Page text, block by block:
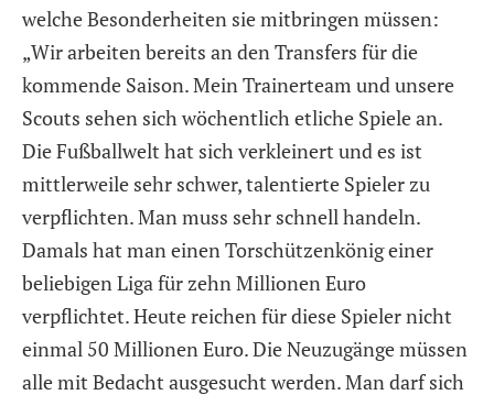
welche Besonderheiten sie mitbringen müssen:
„Wir arbeiten bereits an den Transfers für die
kommende Saison. Mein Trainerteam und unsere
Scouts sehen sich wöchentlich etliche Spiele an.
Die Fußballwelt hat sich verkleinert und es ist
mittlerweile sehr schwer, talentierte Spieler zu
verpflichten. Man muss sehr schnell handeln.
Damals hat man einen Torschützenkönig einer
beliebigen Liga für zehn Millionen Euro
verpflichtet. Heute reichen für diese Spieler nicht
einmal 50 Millionen Euro. Die Neuzugänge müssen
alle mit Bedacht ausgesucht werden. Man darf sich